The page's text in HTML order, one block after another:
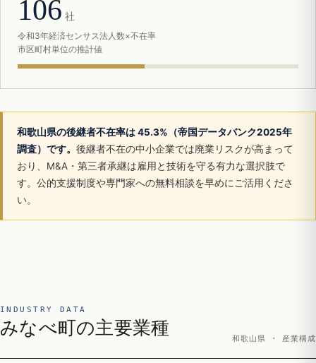
106 社
令和3年経済センサス法人数×不在率
市区町村単位の推計値
和歌山県の後継者不在率は 45.3%（帝国データバンク2025年
調査）です。 後継者不在の中小企業では廃業リスクが高まって
おり、M&A・第三者承継は雇用と技術を守る有力な選択肢で
す。公的支援制度や専門家への無料相談を早めにご活用くださ
い。
INDUSTRY DATA
みなべ町の主要業種
和歌山県 · 産業構成